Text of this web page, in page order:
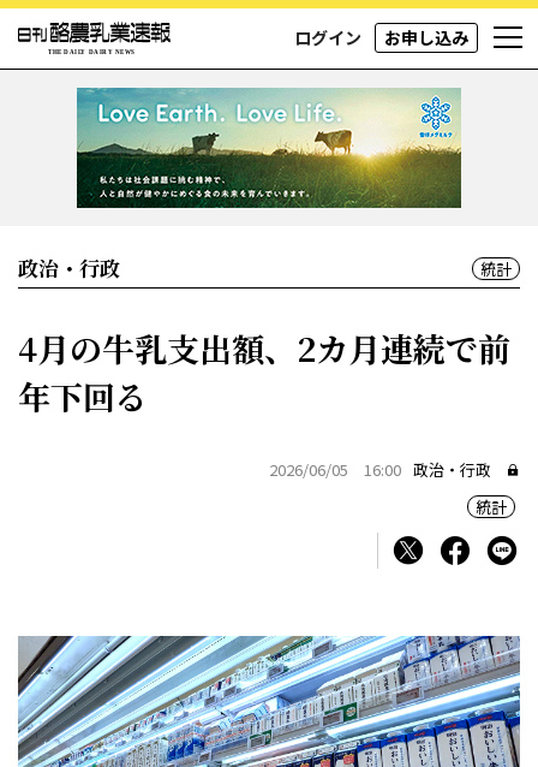
ログイン お申し込み
政治・行政 統計
4月の牛乳支出額、2カ月連続で前
年下回る
2026/06/05 16:00 政治・行政
統計